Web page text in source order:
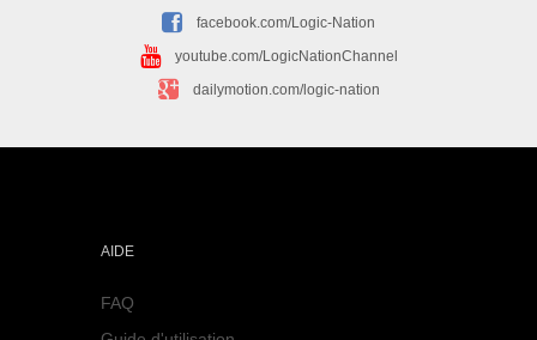
facebook.com/Logic-Nation
youtube.com/LogicNationChannel
dailymotion.com/logic-nation
AIDE
FAQ